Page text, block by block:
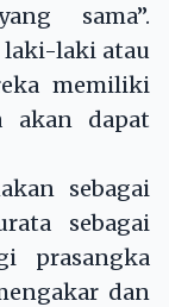
sama”.
laki-laki atau
memiliki
akan dapat
sebagai
sebagai
prasangka
dan